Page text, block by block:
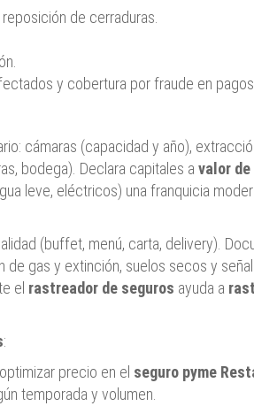
de cerraduras.
y cobertura por fraude en pagos.
cámaras (capacidad y año),
bodega). Declara capitales a valor de
leve, eléctricos) una franquicia
(buffet, menú, carta, delivery).
de gas y extinción, suelos secos y
el rastreador de seguros ayuda a
:
precio en el seguro pyme
temporada y volumen.